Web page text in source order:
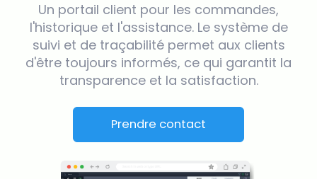
Un portail client pour les commandes,
l'historique et l'assistance. Le système de
suivi et de traçabilité permet aux clients
d'être toujours informés, ce qui garantit la
transparence et la satisfaction.
Prendre contact